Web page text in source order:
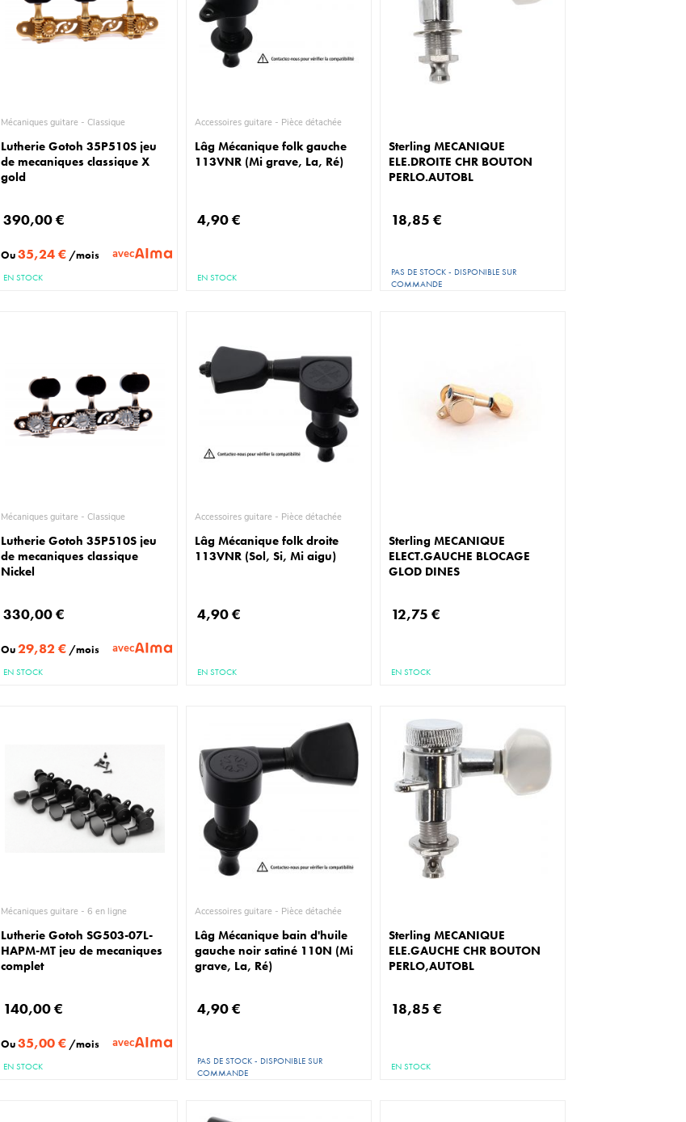
Mécaniques guitare - Classique
Lutherie Gotoh 35P510S jeu
de mecaniques classique X
gold
390,00 €
Ou35,24 € /mois avec
EN STOCK
Accessoires guitare - Pièce détachée
Lâg Mécanique folk gauche
113VNR (Mi grave, La, Ré)
4,90 €
EN STOCK
Sterling MECANIQUE
ELE.DROITE CHR BOUTON
PERLO.AUTOBL
18,85 €
PAS DE STOCK - DISPONIBLE SUR
COMMANDE
Mécaniques guitare - Classique
Lutherie Gotoh 35P510S jeu
de mecaniques classique
Nickel
330,00 €
Ou29,82 € /mois avec
EN STOCK
Accessoires guitare - Pièce détachée
Lâg Mécanique folk droite
113VNR (Sol, Si, Mi aigu)
4,90 €
EN STOCK
Sterling MECANIQUE
ELECT.GAUCHE BLOCAGE
GLOD DINES
12,75 €
EN STOCK
Mécaniques guitare - 6 en ligne
Lutherie Gotoh SG503-07L-
HAPM-MT jeu de mecaniques
complet
140,00 €
Ou35,00 € /mois avec
EN STOCK
Accessoires guitare - Pièce détachée
Lâg Mécanique bain d'huile
gauche noir satiné 110N (Mi
grave, La, Ré)
4,90 €
PAS DE STOCK - DISPONIBLE SUR
COMMANDE
Sterling MECANIQUE
ELE.GAUCHE CHR BOUTON
PERLO,AUTOBL
18,85 €
EN STOCK